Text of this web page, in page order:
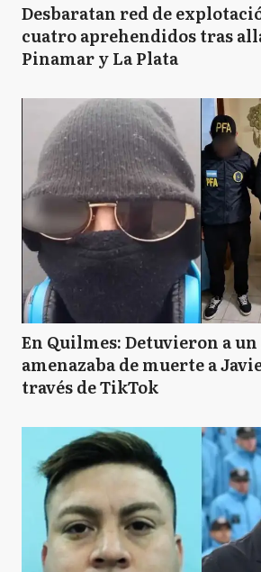
Desbaratan red de
cuatro aprehendidos tras
Pinamar y La Plata
En Quilmes: Detuvieron a
amenazaba de muerte a
través de TikTok